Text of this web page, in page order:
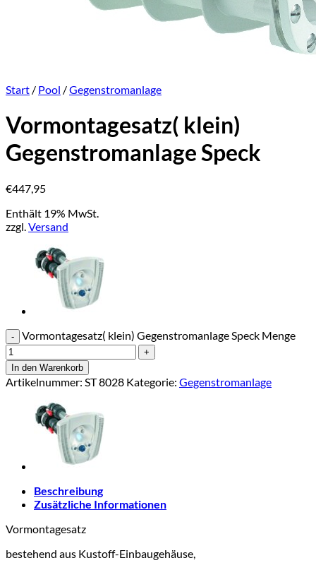
Start / Pool /Gegenstromanlage
Vormontagesatz( klein)
Gegenstromanlage Speck
€447,95
Enthält 19% MwSt.
zzgl.Versand
Vormontagesatz( klein) Gegenstromanlage Speck Menge
In den Warenkorb
Artikelnummer: ST 8028 Kategorie: Gegenstromanlage
Beschreibung
Zusätzliche Informationen
Vormontagesatz
bestehend aus Kustoff-Einbaugehäuse,